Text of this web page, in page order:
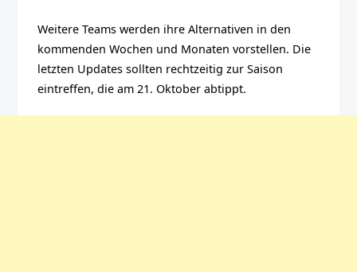
Weitere Teams werden ihre Alternativen in den
kommenden Wochen und Monaten vorstellen. Die
letzten Updates sollten rechtzeitig zur Saison
eintreffen, die am 21. Oktober abtippt.